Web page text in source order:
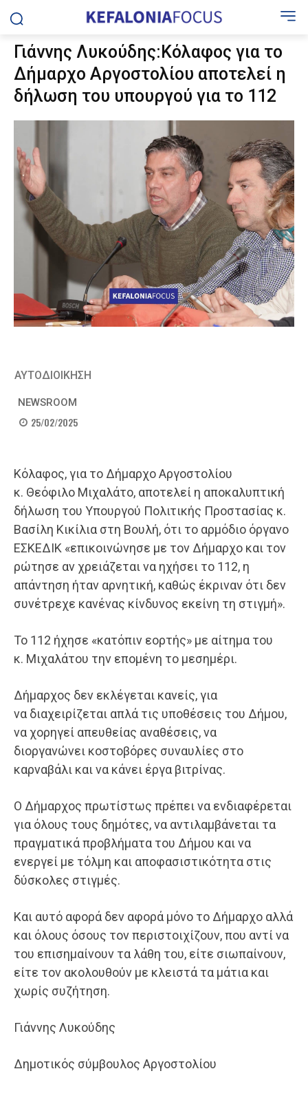
Γιάννης Λυκούδης:Κόλαφος για το
Δήμαρχο Αργοστολίου αποτελεί η
δήλωση του υπουργού για το 112
ΑΥΤΟΔΙΟΙΚΗΣΗ
NEWSROOM
25/02/2025
Κόλαφος, για το Δήμαρχο Αργοστολίου
κ. Θεόφιλο Μιχαλάτο, αποτελεί η αποκαλυπτική
δήλωση του Υπουργού Πολιτικής Προστασίας κ.
Βασίλη Κικίλια στη Βουλή, ότι το αρμόδιο όργανο
ΕΣΚΕΔΙΚ «επικοινώνησε με τον Δήμαρχο και τον
ρώτησε αν χρειάζεται να ηχήσει το 112, η
απάντηση ήταν αρνητική, καθώς έκριναν ότι δεν
συνέτρεχε κανένας κίνδυνος εκείνη τη στιγμή».
Το 112 ήχησε «κατόπιν εορτής» με αίτημα του
κ. Μιχαλάτου την επομένη το μεσημέρι.
Δήμαρχος δεν εκλέγεται κανείς, για
να διαχειρίζεται απλά τις υποθέσεις του Δήμου,
να χορηγεί απευθείας αναθέσεις, να
διοργανώνει κοστοβόρες συναυλίες στο
καρναβάλι και να κάνει έργα βιτρίνας.
Ο Δήμαρχος πρωτίστως πρέπει να ενδιαφέρεται
για όλους τους δημότες, να αντιλαμβάνεται τα
πραγματικά προβλήματα του Δήμου και να
ενεργεί με τόλμη και αποφασιστικότητα στις
δύσκολες στιγμές.
Και αυτό αφορά δεν αφορά μόνο το Δήμαρχο αλλά
και όλους όσους τον περιστοιχίζουν, που αντί να
του επισημαίνουν τα λάθη του, είτε σιωπαίνουν,
είτε τον ακολουθούν με κλειστά τα μάτια και
χωρίς συζήτηση.
Γιάννης Λυκούδης
Δημοτικός σύμβουλος Αργοστολίου